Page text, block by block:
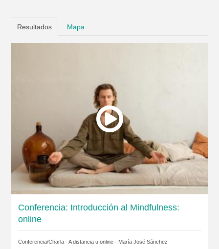
Resultados Mapa
Conferencia: Introducción al Mindfulness:
online
Conferencia/Charla · A distancia u online · María José Sánchez